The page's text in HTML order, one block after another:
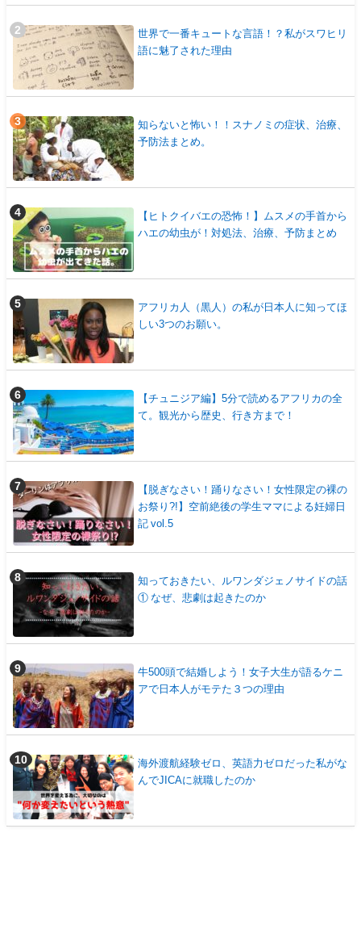
世界で一番キュートな言語！？私がスワヒリ
語に魅了された理由
知らないと怖い！！スナノミの症状、治療、
予防法まとめ。
【ヒトクイバエの恐怖！】ムスメの手首から
ハエの幼虫が！対処法、治療、予防まとめ
アフリカ人（黒人）の私が日本人に知ってほ
しい3つのお願い。
【チュニジア編】5分で読めるアフリカの全
て。観光から歴史、行き方まで！
【脱ぎなさい！踊りなさい！女性限定の裸の
お祭り?!】空前絶後の学生ママによる妊婦日
記 vol.5
知っておきたい、ルワンダジェノサイドの話
① なぜ、悲劇は起きたのか
牛500頭で結婚しよう！女子大生が語るケニ
アで日本人がモテた３つの理由
海外渡航経験ゼロ、英語力ゼロだった私がな
んでJICAに就職したのか